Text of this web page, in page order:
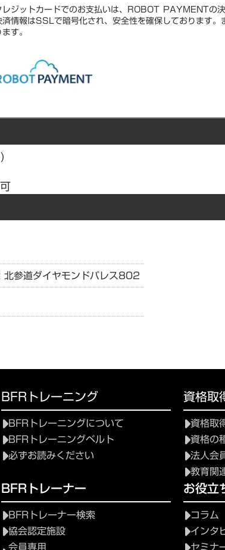
レジットカードでのお支払いは、ROBOT PAYMENTの
情報はSSLで暗号化され、安全性を確保しておりま
す。
参道ダイヤモンドパレス802
BFRトレーニング
BFRトレーニングについて
BFRトレーニングベルト
必ずお読みください
資格取
資格取
資格の
法人会
教育関
BFRトレーナー
BFRトレーナー検索
協会認定施設
お役立
コラム
インタ